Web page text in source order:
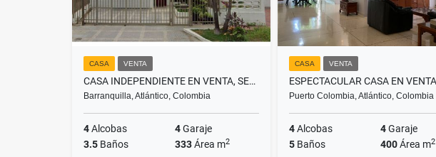
CASA VENTA
CASA INDEPENDIENTE EN VENTA, SECTOR RIOMAR
Barranquilla, Atlántico, Colombia
4Alcobas 4Garaje
3.5 Baños 333Área m2
CASA VENTA
Puerto Colombia, Atlántico, Colombia
4Alcobas 4Garaje
5 Baños 400Área m2